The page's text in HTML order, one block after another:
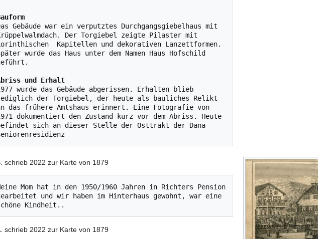
Gebäude war ein verputztes Durchgangsgiebelhaus mit
Der Torgiebel zeigte Pilaster mit
Kapitellen und dekorativen Lanzettformen.
wurde das Haus unter dem Namen Haus Hofschild
und Erhalt
wurde das Gebäude abgerissen. Erhalten blieb
der Torgiebel, der heute als bauliches Relikt
das frühere Amtshaus erinnert. Eine Fotografie von
dokumentiert den Zustand kurz vor dem Abriss. Heute
sich an dieser Stelle der Osttrakt der Dana
schrieb 2022 zur Karte von 1879
Mom hat in den 1950/1960 Jahren in Richters Pension
und wir haben im Hinterhaus gewohnt, war eine
schrieb 2022 zur Karte von 1879